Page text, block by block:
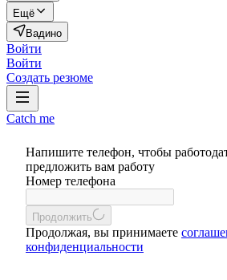
Ещё
Вадино
Войти
Войти
Создать резюме
Catch me
Напишите телефон, чтобы
предложить вам работу
Номер телефона
Продолжить
Продолжая, вы принимаете
конфиденциальности